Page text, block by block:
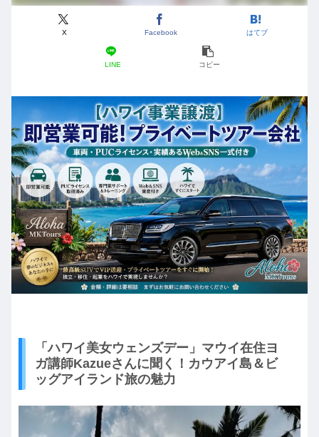
X Facebook はてブ
LINE コピー
「ハワイ美女ウェンズデー」マウイ在住ヨ
ガ講師Kazueさんに聞く！カウアイ島＆ビ
ッグアイランド旅の魅力